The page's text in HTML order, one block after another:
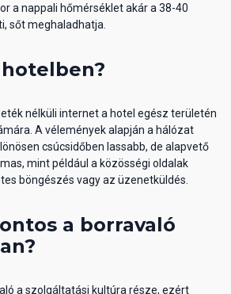
a nappali hőmérséklet akár a 38-40
sőt meghaladhatja.
nélküli internet a hotel egész területén
A vélemények alapján a hálózat
csúcsidőben lassabb, de alapvető
mint például a közösségi oldalak
böngészés vagy az üzenetküldés.
a borravaló
a szolgáltatási kultúra része, ezért